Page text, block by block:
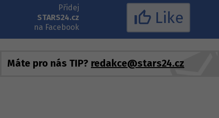
Přidej
STARS24.cz
na Facebook
Like
Máte pro nás TIP? redakce@stars24.cz